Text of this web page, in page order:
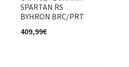
SPARTAN RS
BYHRON BRC/PRT
409,99€